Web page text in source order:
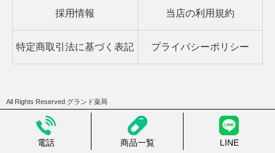
採用情報 当店の利用規約
特定商取引法に基づく表記 プライバシーポリシー
All Rights Reserved グランド薬局
東京上野の零売薬局 処方箋なし市販でお薬が買える | グランド薬局
電話 商品一覧 LINE